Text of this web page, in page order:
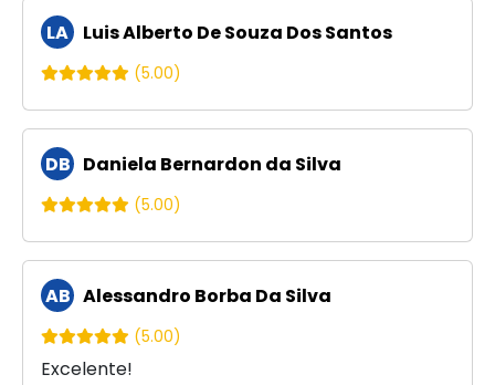
LA Luis Alberto De Souza Dos Santos
(5.00)
DB Daniela Bernardon da Silva
(5.00)
AB Alessandro Borba Da Silva
(5.00)
Excelente!